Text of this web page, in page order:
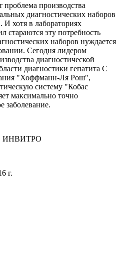
проблема производства
диагностических наборов
И хотя в лабораториях
эту потребность
наборов нуждается
Сегодня лидером
диагностической
диагностики гепатита С
"Хоффманн-Ля Рош",
систему "Кобас
максимально точно
заболевание.
ИНВИТРО
г.